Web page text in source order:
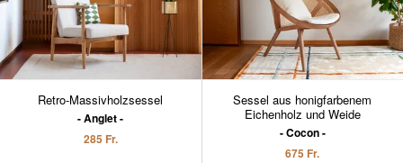
Retro-Massivholzsessel
Anglet
285 Fr.
Sessel aus honigfarbenem
Eichenholz und Weide
Cocon
675 Fr.